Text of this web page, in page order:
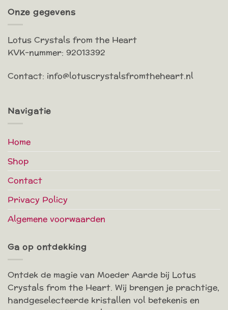
Onze gegevens
Lotus Crystals from the Heart
KVK-nummer: 92013392
Contact: info@lotuscrystalsfromtheheart.nl
Navigatie
Home
Shop
Contact
Privacy Policy
Algemene voorwaarden
Ga op ontdekking
Ontdek de magie van Moeder Aarde bij Lotus
Crystals from the Heart. Wij brengen je prachtige,
handgeselecteerde kristallen vol betekenis en